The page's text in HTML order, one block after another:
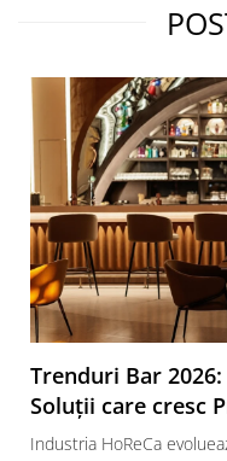
Trenduri Bar
Soluții care cresc
Industria HoReCa